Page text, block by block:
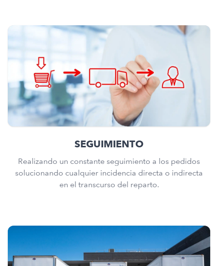
SEGUIMIENTO
Realizando un constante seguimiento a los pedidos
solucionando cualquier incidencia directa o indirecta
en el transcurso del reparto.